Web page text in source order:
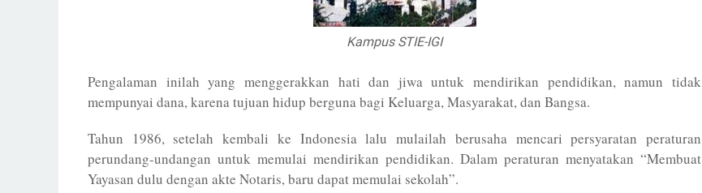
Kampus STIE-IGI
Pengalaman inilah yang menggerakkan hati dan jiwa untuk mendirikan pendidikan, namun tidak
mempunyai dana, karena tujuan hidup berguna bagi Keluarga, Masyarakat, dan Bangsa.
Tahun 1986, setelah kembali ke Indonesia lalu mulailah berusaha mencari persyaratan peraturan
perundang-undangan untuk memulai mendirikan pendidikan. Dalam peraturan menyatakan “Membuat
Yayasan dulu dengan akte Notaris, baru dapat memulai sekolah”.